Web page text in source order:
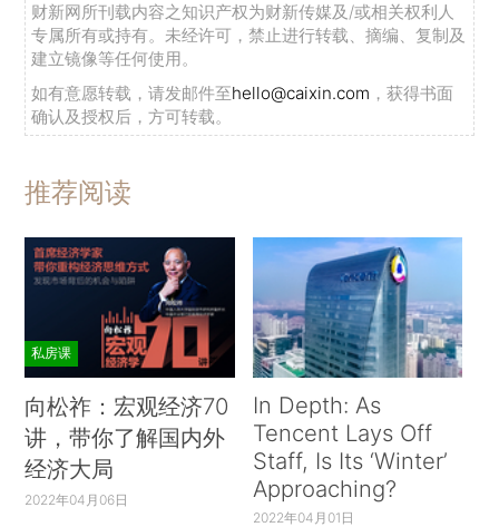
财新网所刊载内容之知识产权为财新传媒及/或相关权利人
专属所有或持有。未经许可，禁止进行转载、摘编、复制及
建立镜像等任何使用。
如有意愿转载，请发邮件至hello@caixin.com ，获得书面
确认及授权后，方可转载。
推荐阅读
私房课
向松祚：宏观经济70
讲，带你了解国内外
经济大局
2022年04月06日
In Depth: As
Tencent Lays Off
Staff, Is Its ‘Winter’
Approaching?
2022年04月01日